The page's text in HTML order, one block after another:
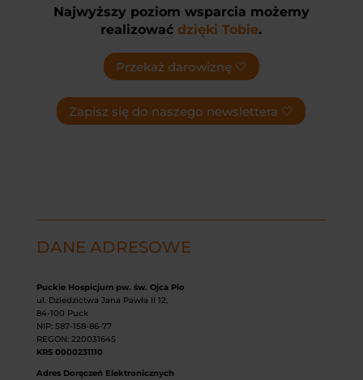
Najwyższy poziom wsparcia możemy
realizowaćdzięki Tobie.
Przekaż darowiznę 🤍
Zapisz się do naszego newslettera 🤍
DANE ADRESOWE
Puckie Hospicjum pw. św. Ojca Pio
ul. Dziedzictwa Jana Pawła II 12,
84-100 Puck
NIP: 587-158-86-77
REGON: 220031645
KRS 0000231110
Adres Doręczeń Elektronicznych